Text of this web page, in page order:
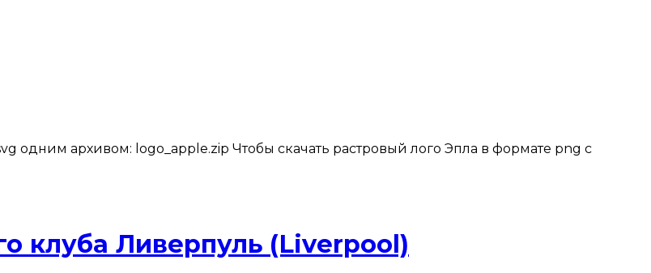
одним архивом: logo_apple.zip Чтобы скачать растровый лого Эпла в формате png с
клуба Ливерпуль (Liverpool)